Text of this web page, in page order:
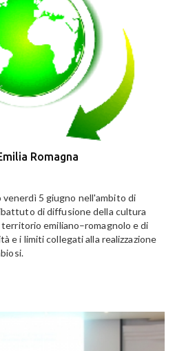
Romagna
5 giugno nell'ambito di
di diffusione della cultura
emiliano–romagnolo e di
e i limiti collegati alla realizzazione